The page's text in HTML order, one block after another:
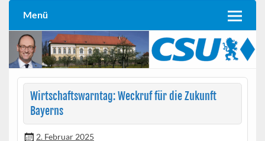
Menü
Wirtschaftswarntag: Weckruf für die Zukunft
Bayerns
2. Februar 2025